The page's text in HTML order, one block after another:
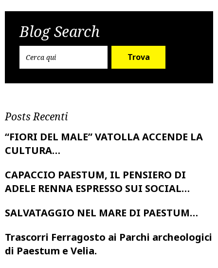
navigation
Blog Search
Trova
Posts Recenti
“FIORI DEL MALE” VATOLLA ACCENDE LA
CULTURA…
CAPACCIO PAESTUM, IL PENSIERO DI
ADELE RENNA ESPRESSO SUI SOCIAL…
SALVATAGGIO NEL MARE DI PAESTUM…
Trascorri Ferragosto ai Parchi archeologici
di Paestum e Velia.